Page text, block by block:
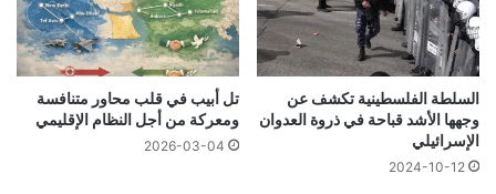
السلطة الفلسطينية تكشف عن
وجهها الأشد قباحة في ذروة العدوان
الإسرائيلي
2024-10-12
تل أبيب في قلب محاور متنافسة
ومعركة من أجل النظام الإقليمي
2026-03-04